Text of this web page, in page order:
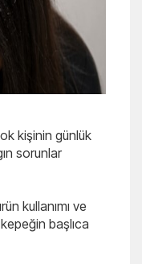
kişinin günlük
sorunlar
kullanımı ve
başlıca